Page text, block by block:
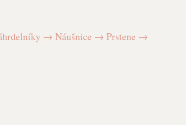
→ Náušnice → Prstene →